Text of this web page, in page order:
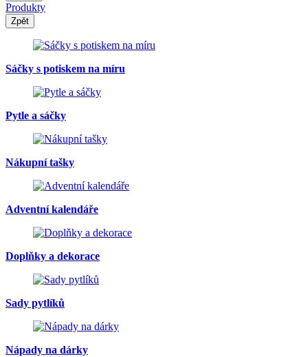
Produkty
Zpět
Sáčky s potiskem na míru
Pytle a sáčky
Nákupní tašky
Adventní kalendáře
Doplňky a dekorace
Sady pytlíků
Nápady na dárky